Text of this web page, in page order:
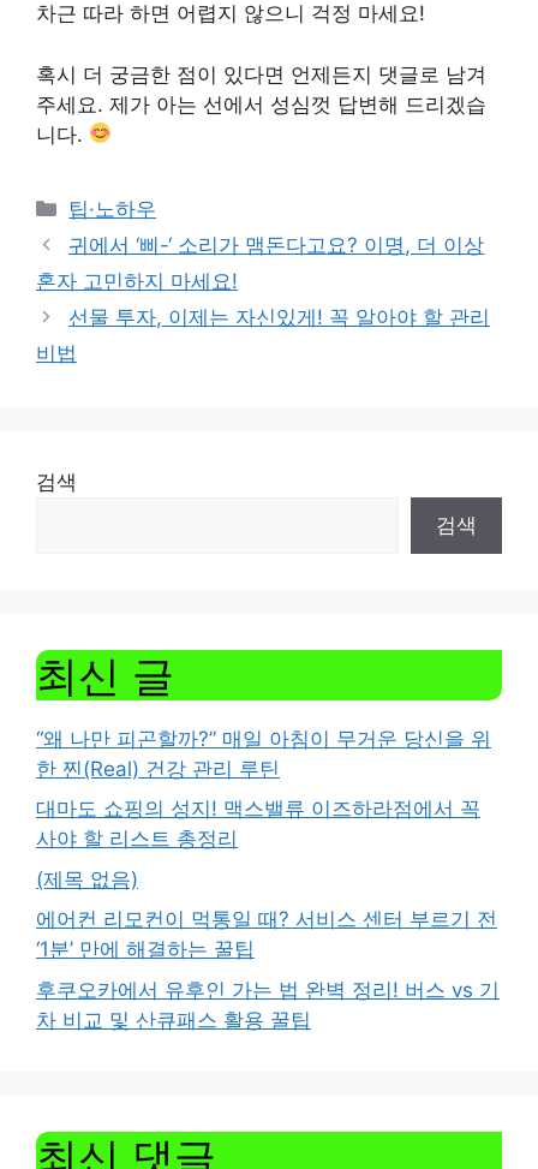
차근 따라 하면 어렵지 않으니 걱정 마세요!
혹시 더 궁금한 점이 있다면 언제든지 댓글로 남겨
주세요. 제가 아는 선에서 성심껏 답변해 드리겠습
니다.
Categories
팁·노하우
귀에서 ‘삐-‘ 소리가 맴돈다고요? 이명, 더 이상
혼자 고민하지 마세요!
선물 투자, 이제는 자신있게! 꼭 알아야 할 관리
비법
검색
검색
최신 글
“왜 나만 피곤할까?” 매일 아침이 무거운 당신을 위
한 찐(Real) 건강 관리 루틴
대마도 쇼핑의 성지! 맥스밸류 이즈하라점에서 꼭
사야 할 리스트 총정리
(제목 없음)
에어컨 리모컨이 먹통일 때? 서비스 센터 부르기 전
‘1분’ 만에 해결하는 꿀팁
후쿠오카에서 유후인 가는 법 완벽 정리! 버스 vs 기
차 비교 및 산큐패스 활용 꿀팁
최신 댓글